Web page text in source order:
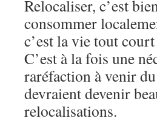
Relocaliser, c’est
consommer
c’est la vie tout
C’est à la fois une
raréfaction à venir
devraient devenir
relocalisations.